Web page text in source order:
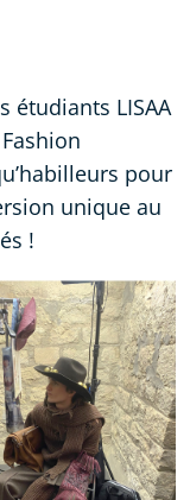
étudiants LISAA
pour
unique au
!